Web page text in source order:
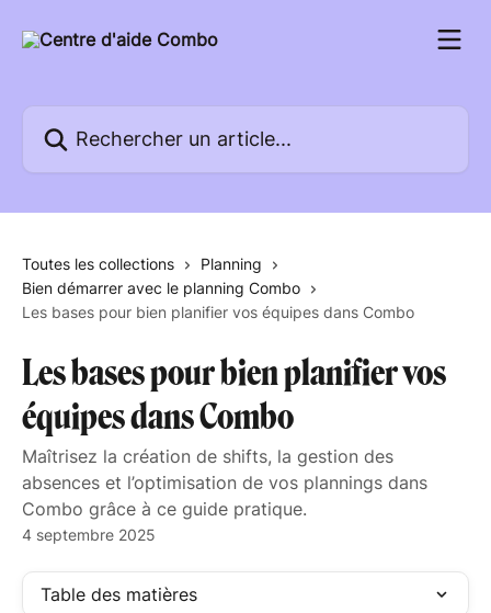
Toutes les collections
Planning
Bien démarrer avec le planning Combo
Les bases pour bien planifier vos équipes dans Combo
Les bases pour bien planifier vos
équipes dans Combo
Maîtrisez la création de shifts, la gestion des
absences et l’optimisation de vos plannings dans
Combo grâce à ce guide pratique.
4 septembre 2025
Table des matières